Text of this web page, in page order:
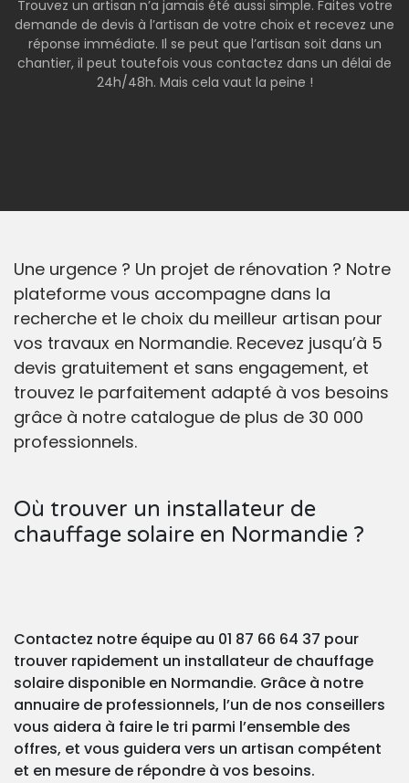
Trouvez un artisan n’a jamais été aussi simple. Faites votre
demande de devis à l’artisan de votre choix et recevez une
réponse immédiate. Il se peut que l’artisan soit dans un
chantier, il peut toutefois vous contactez dans un délai de
24h/48h. Mais cela vaut la peine !
Une urgence ? Un projet de rénovation ? Notre
plateforme vous accompagne dans la
recherche et le choix du meilleur artisan pour
vos travaux en Normandie. Recevez jusqu’à 5
devis gratuitement et sans engagement, et
trouvez le parfaitement adapté à vos besoins
grâce à notre catalogue de plus de 30 000
professionnels.
Où trouver un installateur de
chauffage solaire en Normandie ?
Contactez notre équipe au 01 87 66 64 37 pour
trouver rapidement un installateur de chauffage
solaire disponible en Normandie. Grâce à notre
annuaire de professionnels, l’un de nos conseillers
vous aidera à faire le tri parmi l’ensemble des
offres, et vous guidera vers un artisan compétent
et en mesure de répondre à vos besoins.